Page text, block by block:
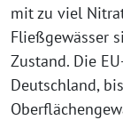
mit zu viel
Fließgewässer
Zustand. Die
Deutschland,